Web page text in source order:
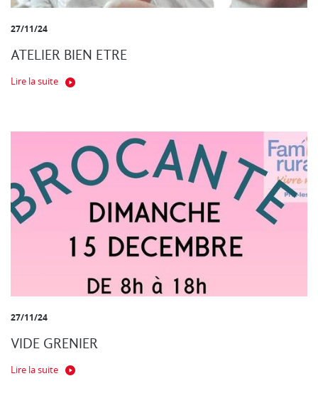
27/11/24
ATELIER BIEN ETRE
Lire la suite
27/11/24
VIDE GRENIER
Lire la suite